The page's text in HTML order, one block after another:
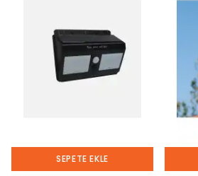
SEPETE EKLE